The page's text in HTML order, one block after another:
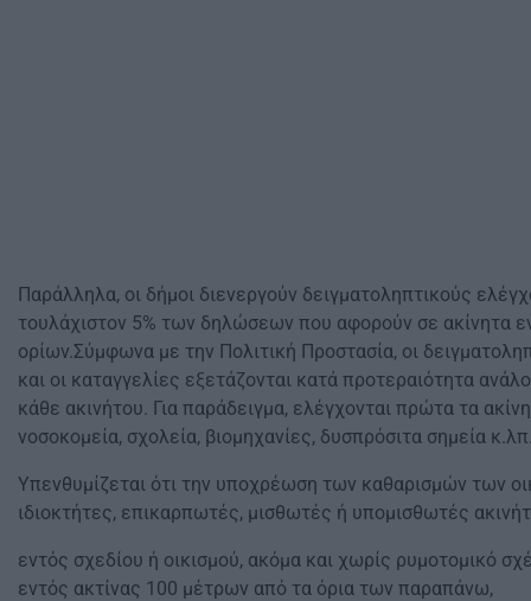
Παράλληλα, οι δήμοι διενεργούν δειγματοληπτικούς
τουλάχιστον 5% των δηλώσεων που αφορούν σε ακίνητα
ορίων.Σύμφωνα με την Πολιτική Προστασία, οι
και οι καταγγελίες εξετάζονται κατά προτεραιότητα
κάθε ακινήτου. Για παράδειγμα, ελέγχονται πρώτα τα
νοσοκομεία, σχολεία, βιομηχανίες, δυσπρόσιτα σημεία
Υπενθυμίζεται ότι την υποχρέωση των καθαρισμών των
ιδιοκτήτες, επικαρπωτές, μισθωτές ή υπομισθωτές
εντός σχεδίου ή οικισμού, ακόμα και χωρίς ρυμοτομικό
εντός ακτίνας 100 μέτρων από τα όρια των παραπάνω,